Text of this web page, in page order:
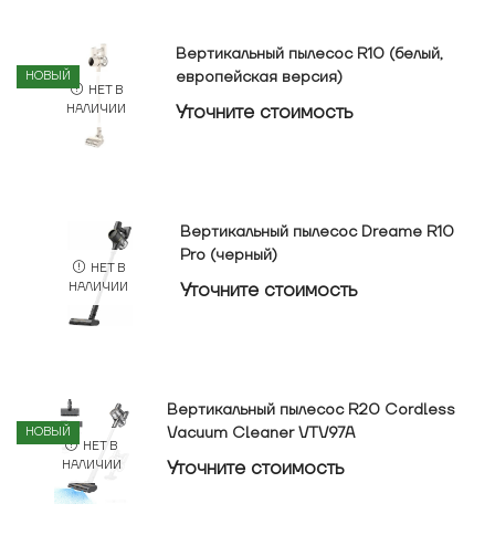
НОВЫЙ
НЕТ В
НАЛИЧИИ
Вертикальный пылесос R10 (белый,
европейская версия)
Уточнитe стоимость
НЕТ В
НАЛИЧИИ
Вертикальный пылесос Dreame R10
Pro (черный)
Уточнитe стоимость
НОВЫЙ
НЕТ В
НАЛИЧИИ
Вертикальный пылесос R20 Cordless
Vacuum Cleaner VTV97A
Уточнитe стоимость